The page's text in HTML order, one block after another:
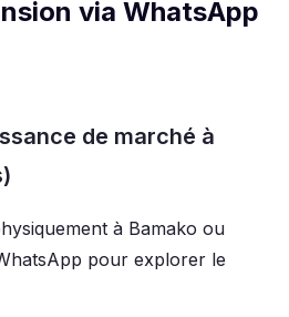
via WhatsApp
de marché à
à Bamako ou
pour explorer le